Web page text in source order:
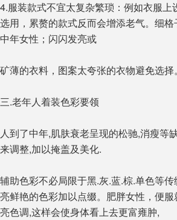
4.服装款式不宜太复杂繁琐：例如衣服上
选用，累赘的款式反而会增添老气。细
中年女性；闪闪发亮或
矿薄的衣料，图案太夸张的衣物避免选择。
三.老年人着装色彩要领
人到了中年,肌肤衰老呈现的松驰,消瘦等
来调整,加以掩盖及美化.
辅助色彩不必局限于黑.灰.蓝.棕.单色等
亮鲜艳的色彩加以点缀。肥胖女性，便
亮色调,这样会使身体看上去更富雍肿,